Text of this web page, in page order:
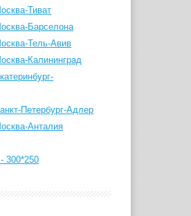
Тиват
Барселона
Тель-Авив
Калининград
Петербург-Адлер
Анталия